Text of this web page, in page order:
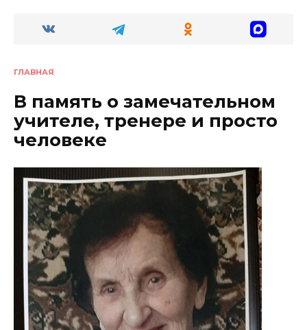
ГЛАВНАЯ
В память о замечательном
учителе, тренере и просто
человеке